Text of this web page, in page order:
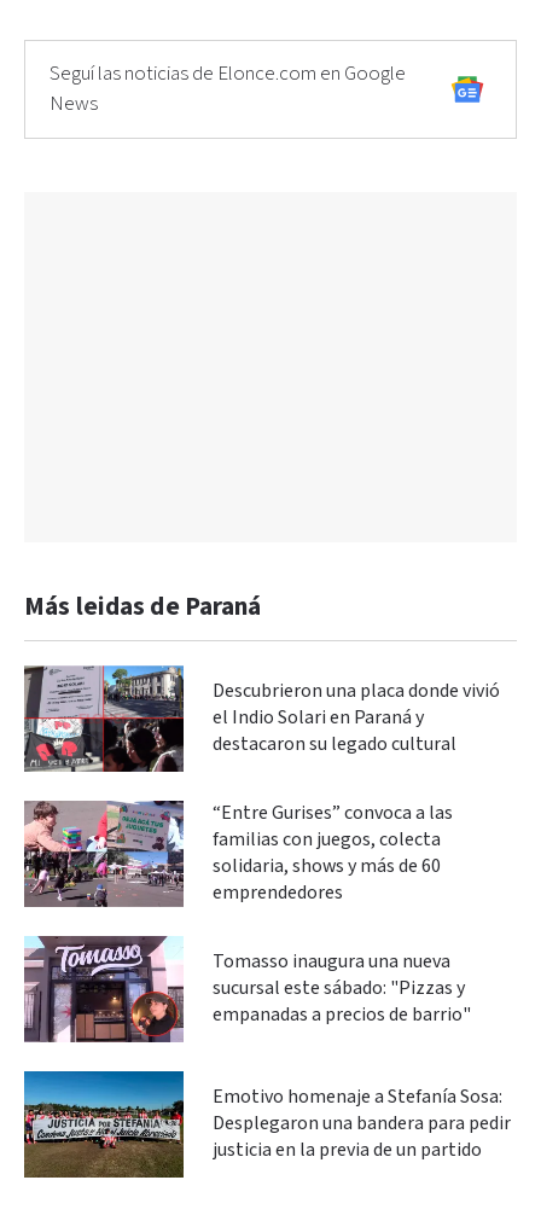
Seguí las noticias de Elonce.com en Google
News
Más leidas de Paraná
Descubrieron una placa donde vivió
el Indio Solari en Paraná y
destacaron su legado cultural
“Entre Gurises” convoca a las
familias con juegos, colecta
solidaria, shows y más de 60
emprendedores
Tomasso inaugura una nueva
sucursal este sábado: "Pizzas y
empanadas a precios de barrio"
Emotivo homenaje a Stefanía Sosa:
Desplegaron una bandera para pedir
justicia en la previa de un partido